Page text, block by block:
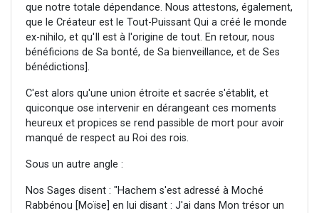
que notre totale dépendance. Nous attestons, également,
que le Créateur est le Tout-Puissant Qui a créé le monde
ex-nihilo, et qu'Il est à l'origine de tout. En retour, nous
bénéficions de Sa bonté, de Sa bienveillance, et de Ses
bénédictions].
C'est alors qu'une union étroite et sacrée s'établit, et
quiconque ose intervenir en dérangeant ces moments
heureux et propices se rend passible de mort pour avoir
manqué de respect au Roi des rois.
Sous un autre angle :
Nos Sages disent : "Hachem s'est adressé à Moché
Rabbénou [Moïse] en lui disant : J'ai dans Mon trésor un